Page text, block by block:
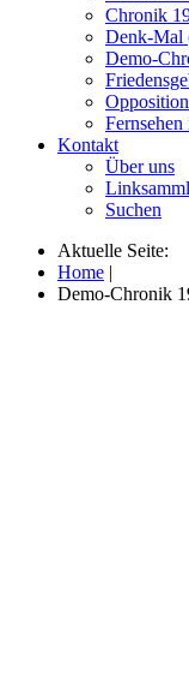
Chronik
Denk-Mal
Demo-
Kontakt
Über uns
Suchen
Aktuelle Seite:
Home |
Demo-Chronik